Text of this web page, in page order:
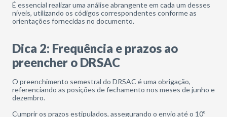
É essencial realizar uma análise abrangente em cada um desses
níveis, utilizando os códigos correspondentes conforme as
orientações fornecidas no documento.
Dica 2: Frequência e prazos ao
preencher o DRSAC
O preenchimento semestral do DRSAC é uma obrigação,
referenciando as posições de fechamento nos meses de junho e
dezembro.
Cumprir os prazos estipulados, assegurando o envio até o 10º